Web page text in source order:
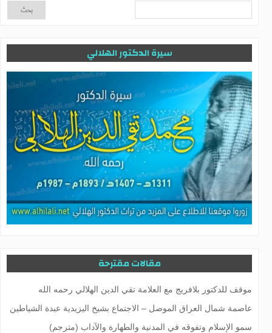
سيرة الدكتور الهلالي
مقالات مقترحة
موقف للدكتور بلافريج مع العلامة تقي الدين الهلالي رحمه الله
عاصمة شمال العراق الموصل – الاجتماع بشيخ اليزيدية عبدة الشياطين
سمو الإسلام وتفوقه في المدنية والطهارة والآداب (مترجم)